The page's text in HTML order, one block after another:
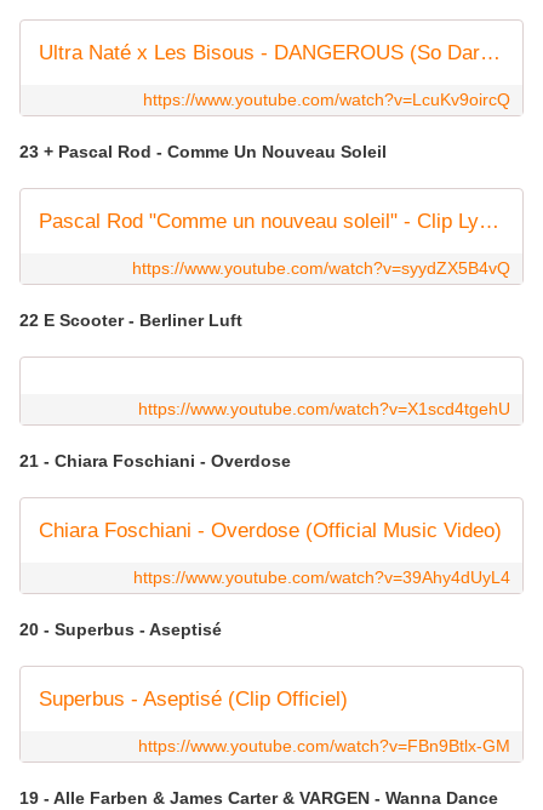
Ultra Naté x Les Bisous - DANGEROUS (So Dare Me) [Official Music Video]
https://www.youtube.com/watch?v=LcuKv9oircQ
23 + Pascal Rod - Comme Un Nouveau Soleil
Pascal Rod "Comme un nouveau soleil" - Clip Lyrics
https://www.youtube.com/watch?v=syydZX5B4vQ
22 E Scooter - Berliner Luft
https://www.youtube.com/watch?v=X1scd4tgehU
21 - Chiara Foschiani - Overdose
Chiara Foschiani - Overdose (Official Music Video)
https://www.youtube.com/watch?v=39Ahy4dUyL4
20 - Superbus - Aseptisé
Superbus - Aseptisé (Clip Officiel)
https://www.youtube.com/watch?v=FBn9Btlx-GM
19 - Alle Farben & James Carter & VARGEN - Wanna Dance